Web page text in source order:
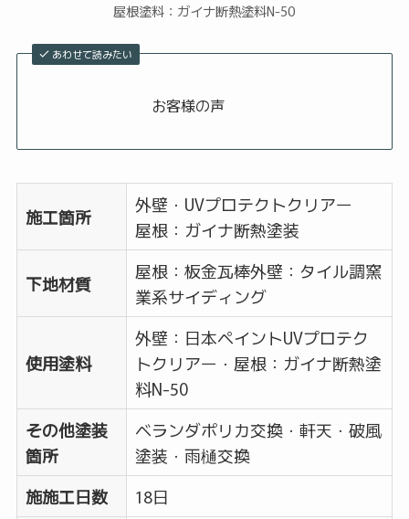
屋根塗料：ガイナ断熱塗料N-50
あわせて読みたい
お客様の声
施工箇所
外壁・UVプロテクトクリアー
屋根：ガイナ断熱塗装
下地材質
屋根：板金瓦棒外壁：タイル調窯
業系サイディング
使用塗料
外壁：日本ペイントUVプロテク
トクリアー・屋根：ガイナ断熱塗
料N-50
その他塗装
箇所
ベランダポリカ交換・軒天・破風
塗装・雨樋交換
施施工日数
18日